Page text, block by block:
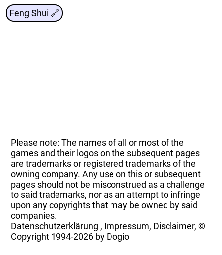
Feng Shui 🔗
Please note: The names of all or most of the
games and their logos on the subsequent pages
are trademarks or registered trademarks of the
owning company. Any use on this or subsequent
pages should not be misconstrued as a challenge
to said trademarks, nor as an attempt to infringe
upon any copyrights that may be owned by said
companies.
Datenschutzerklärung , Impressum, Disclaimer, ©
Copyright 1994-2026 by Dogio